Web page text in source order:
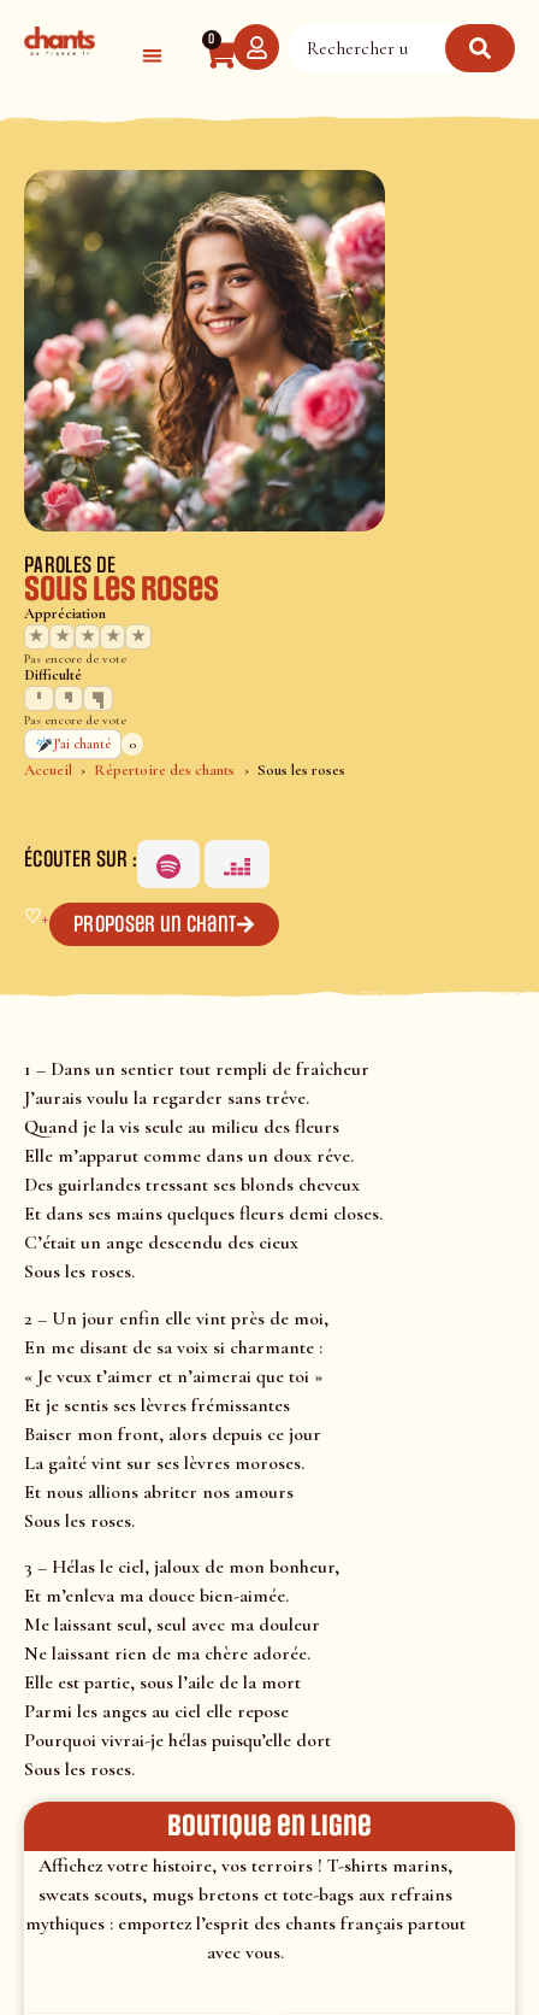
0
Accueil Répertoire des chants Sous les roses
PAROLES DE
Sous les roses
Appréciation
★
★ ★ ★ ★
Pas encore de vote
Difficulté
Pas encore de vote
J’ai chanté
0
ÉCOUTER SUR :
♡+ Proposer un chant
1 – Dans un sentier tout rempli de fraîcheur
J’aurais voulu la regarder sans trêve.
Quand je la vis seule au milieu des fleurs
Elle m’apparut comme dans un doux rêve.
Des guirlandes tressant ses blonds cheveux
Et dans ses mains quelques fleurs demi closes.
C’était un ange descendu des cieux
Sous les roses.
2 – Un jour enfin elle vint près de moi,
En me disant de sa voix si charmante :
« Je veux t’aimer et n’aimerai que toi »
Et je sentis ses lèvres frémissantes
Baiser mon front, alors depuis ce jour
La gaîté vint sur ses lèvres moroses.
Et nous allions abriter nos amours
Sous les roses.
3 – Hélas le ciel, jaloux de mon bonheur,
Et m’enleva ma douce bien-aimée.
Me laissant seul, seul avec ma douleur
Ne laissant rien de ma chère adorée.
Elle est partie, sous l’aile de la mort
Parmi les anges au ciel elle repose
Pourquoi vivrai-je hélas puisqu’elle dort
Sous les roses.
Boutique en ligne
Affichez votre histoire, vos terroirs ! T-shirts marins,
sweats scouts, mugs bretons et tote-bags aux refrains
mythiques : emportez l’esprit des chants français partout
avec vous.